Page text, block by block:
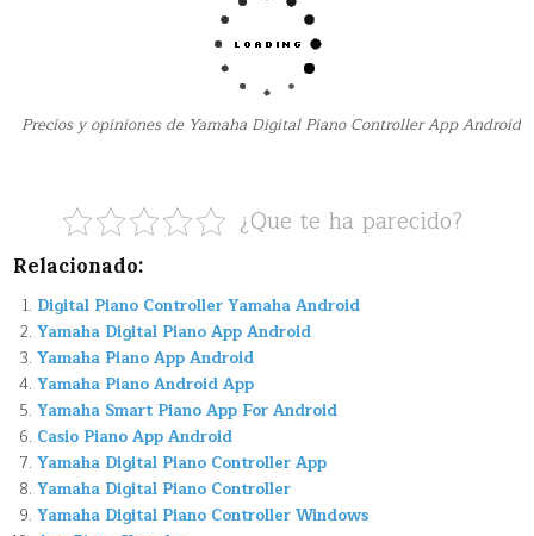
Precios y opiniones de Yamaha Digital Piano Controller App Android
¿Que te ha parecido?
Relacionado:
Digital Piano Controller Yamaha Android
Yamaha Digital Piano App Android
Yamaha Piano App Android
Yamaha Piano Android App
Yamaha Smart Piano App For Android
Casio Piano App Android
Yamaha Digital Piano Controller App
Yamaha Digital Piano Controller
Yamaha Digital Piano Controller Windows